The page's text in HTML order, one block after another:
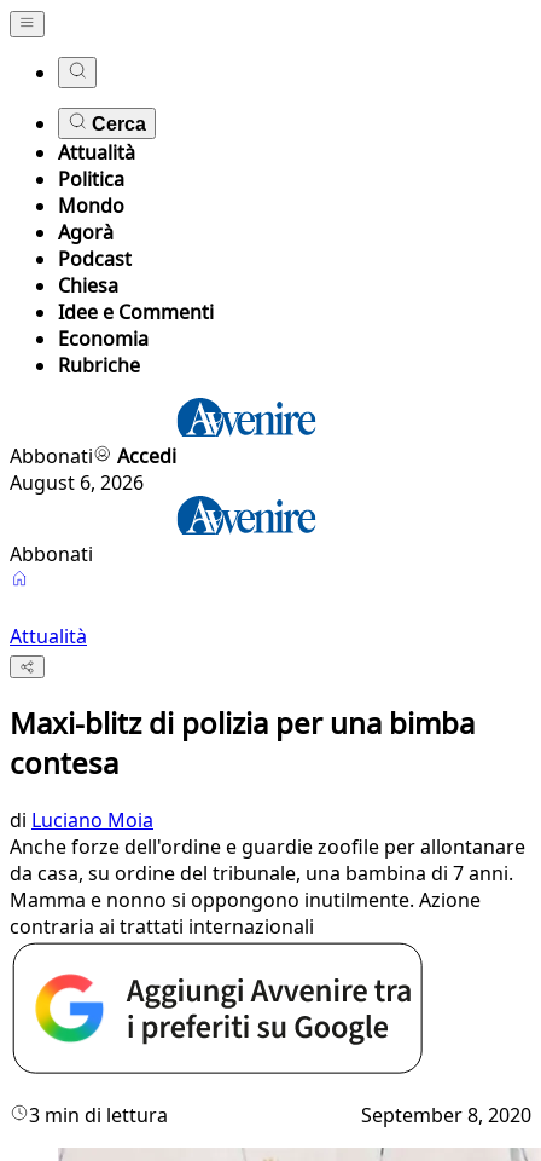
Cerca
Attualità
Politica
Mondo
Agorà
Podcast
Chiesa
Idee e Commenti
Economia
Rubriche
Abbonati
Accedi
August 6, 2026
Abbonati
Attualità
Maxi-blitz di polizia per una bimba
contesa
di Luciano Moia
Anche forze dell'ordine e guardie zoofile per allontanare
da casa, su ordine del tribunale, una bambina di 7 anni.
Mamma e nonno si oppongono inutilmente. Azione
contraria ai trattati internazionali
3 min di lettura September 8, 2020